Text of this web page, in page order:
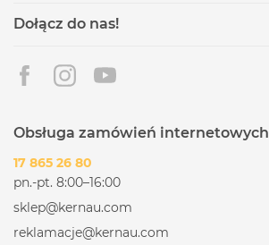
Dołącz do nas!
Obsługa zamówień internetowych
17 865 26 80
pn.-pt. 8:00–16:00
sklep@kernau.com
reklamacje@kernau.com